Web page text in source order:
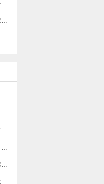
真诚发问，线上英语课程哪家好？选课需要注意什么？
怎样选择合适自己的英语课程？有没有找过英语课程的朋友说下？
有人知道外贸英语口语培训机构哪家好吗？有没有排行榜参考一下？最好说下费用
苏州成人英语口语培训机构哪家好？求真实推荐，广告勿扰，谢谢！
重庆成人英语培训机构哪家好？有推荐的吗？坐标重庆，目前在解放碑一家外贸公司做跟单
目前比较热门的商务英语培训机构都有哪些？线上好吗？还是线下呢？